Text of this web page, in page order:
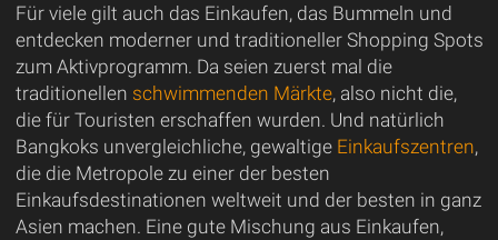
Für viele gilt auch das Einkaufen, das Bummeln und
entdecken moderner und traditioneller Shopping Spots
zum Aktivprogramm. Da seien zuerst mal die
traditionellen schwimmenden Märkte, also nicht die,
die für Touristen erschaffen wurden. Und natürlich
Bangkoks unvergleichliche, gewaltige Einkaufszentren,
die die Metropole zu einer der besten
Einkaufsdestinationen weltweit und der besten in ganz
Asien machen. Eine gute Mischung aus Einkaufen,